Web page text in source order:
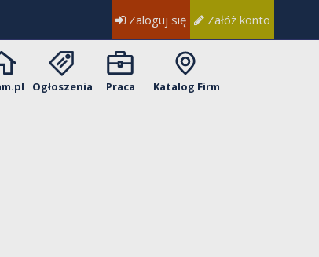
Zaloguj się Załóż konto
Ogłoszenia Praca Katalog Firm